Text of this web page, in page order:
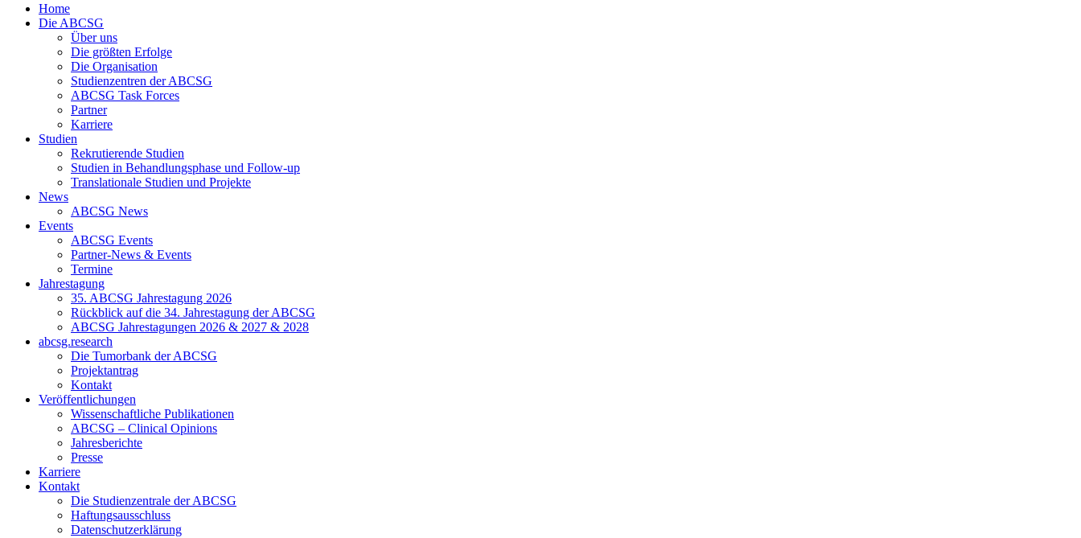
Home
Die ABCSG
Über uns
Die größten Erfolge
Die Organisation
Studienzentren der ABCSG
ABCSG Task Forces
Partner
Karriere
Studien
Rekrutierende Studien
Studien in Behandlungsphase und Follow-up
Translationale Studien und Projekte
News
ABCSG News
Events
ABCSG Events
Partner-News & Events
Termine
Jahrestagung
35. ABCSG Jahrestagung 2026
Rückblick auf die 34. Jahrestagung der ABCSG
ABCSG Jahrestagungen 2026 & 2027 & 2028
abcsg.research
Die Tumorbank der ABCSG
Projektantrag
Kontakt
Veröffentlichungen
Wissenschaftliche Publikationen
ABCSG – Clinical Opinions
Jahresberichte
Presse
Karriere
Kontakt
Die Studienzentrale der ABCSG
Haftungsausschluss
Datenschutzerklärung